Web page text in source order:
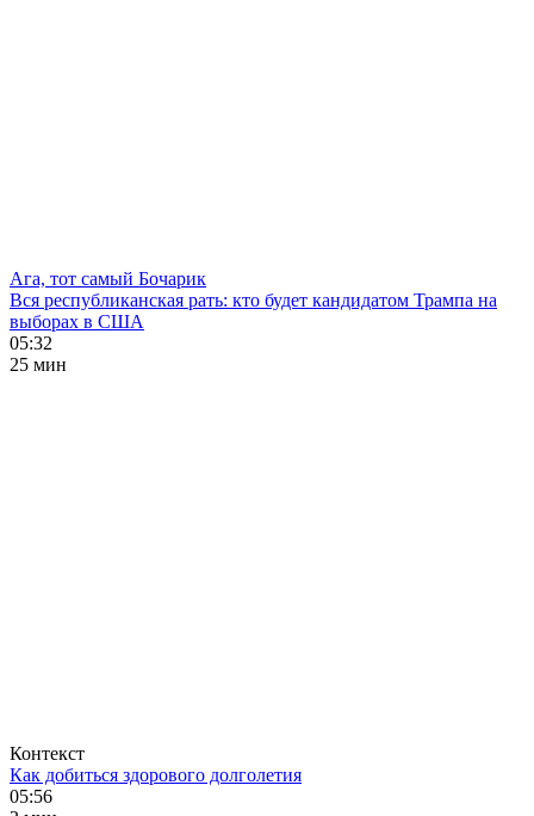
Ага, тот самый Бочарик
Вся республиканская рать: кто будет кандидатом Трампа на
выборах в США
05:32
25 мин
Контекст
Как добиться здорового долголетия
05:56